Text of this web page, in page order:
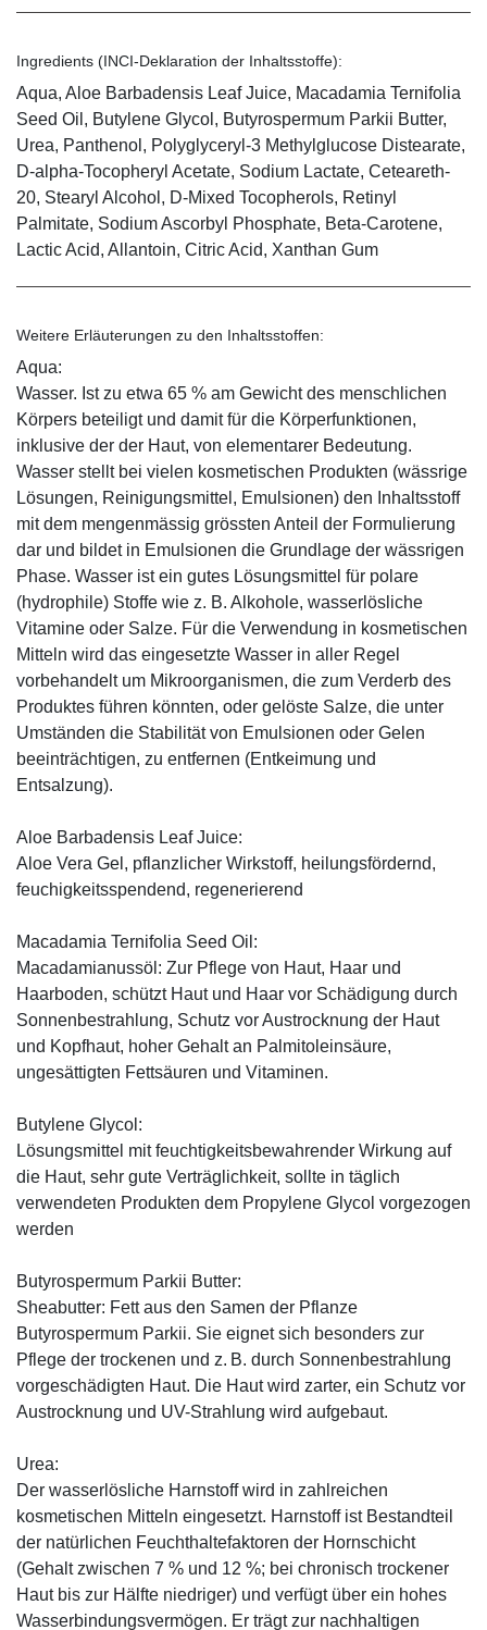
Ingredients (INCI-Deklaration der Inhaltsstoffe):
Aqua, Aloe Barbadensis Leaf Juice, Macadamia Ternifolia
Seed Oil, Butylene Glycol, Butyrospermum Parkii Butter,
Urea, Panthenol, Polyglyceryl-3 Methylglucose Distearate,
D-alpha-Tocopheryl Acetate, Sodium Lactate, Ceteareth-
20, Stearyl Alcohol, D-Mixed Tocopherols, Retinyl
Palmitate, Sodium Ascorbyl Phosphate, Beta-Carotene,
Lactic Acid, Allantoin, Citric Acid, Xanthan Gum
Weitere Erläuterungen zu den Inhaltsstoffen:
Aqua:
Wasser. Ist zu etwa 65 % am Gewicht des menschlichen
Körpers beteiligt und damit für die Körperfunktionen,
inklusive der der Haut, von elementarer Bedeutung.
Wasser stellt bei vielen kosmetischen Produkten (wässrige
Lösungen, Reinigungsmittel, Emulsionen) den Inhaltsstoff
mit dem mengenmässig grössten Anteil der Formulierung
dar und bildet in Emulsionen die Grundlage der wässrigen
Phase. Wasser ist ein gutes Lösungsmittel für polare
(hydrophile) Stoffe wie z. B. Alkohole, wasserlösliche
Vitamine oder Salze. Für die Verwendung in kosmetischen
Mitteln wird das eingesetzte Wasser in aller Regel
vorbehandelt um Mikroorganismen, die zum Verderb des
Produktes führen könnten, oder gelöste Salze, die unter
Umständen die Stabilität von Emulsionen oder Gelen
beeinträchtigen, zu entfernen (Entkeimung und
Entsalzung).
Aloe Barbadensis Leaf Juice:
Aloe Vera Gel, pflanzlicher Wirkstoff, ­heilungsfördernd,
feuchigkeitsspendend, ­regenerierend
Macadamia Ternifolia Seed Oil:
Macadamianussöl: Zur Pflege von Haut, Haar und
Haarboden, schützt Haut und Haar vor Schädigung durch
Sonnenbestrahlung, Schutz vor Austrocknung der Haut
und Kopfhaut, hoher Gehalt an Palmitoleinsäure,
ungesättigten Fettsäuren und Vitaminen.
Butylene Glycol:
Lösungsmittel mit feuchtigkeitsbewahrender Wirkung auf
die Haut, sehr gute Verträglichkeit, sollte in täglich
verwendeten Produkten dem Propylene Glycol vorgezogen
werden
Butyrospermum Parkii Butter:
Sheabutter: Fett aus den Samen der Pflanze
Butyrospermum Parkii. Sie eignet sich besonders zur
Pflege der trockenen und z. B. durch Sonnenbestrahlung
vorgeschädigten Haut. Die Haut wird zarter, ein Schutz vor
Austrocknung und UV-Strahlung wird aufgebaut.
Urea:
Der wasserlösliche Harnstoff wird in zahlreichen
kosmetischen Mitteln eingesetzt. Harnstoff ist Bestandteil
der natürlichen Feuchthaltefaktoren der Hornschicht
(Gehalt zwischen 7 % und 12 %; bei chronisch trockener
Haut bis zur Hälfte niedriger) und verfügt über ein hohes
Wasserbindungsvermögen. Er trägt zur nachhaltigen